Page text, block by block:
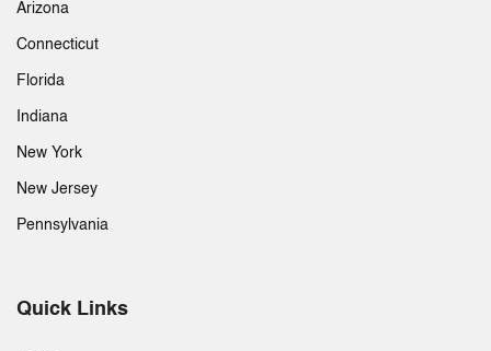
Arizona
Connecticut
Florida
Indiana
New York
New Jersey
Pennsylvania
Quick Links